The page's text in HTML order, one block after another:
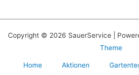
Copyright © 2026 SauerService |
Theme
Home Aktionen